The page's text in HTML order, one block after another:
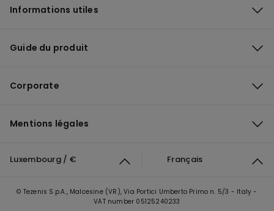
Informations utiles
Guide du produit
Corporate
Mentions légales
Luxembourg / € Français
© Tezenis S.p.A., Malcesine (VR), Via Portici Umberto Primo n. 5/3 - Italy -
VAT number 05125240233